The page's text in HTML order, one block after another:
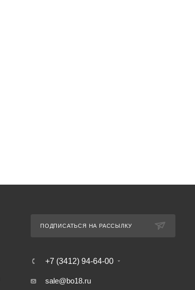
ПОДПИСАТЬСЯ НА РАССЫЛКУ
+7 (3412) 94-64-00
sale@bo18.ru